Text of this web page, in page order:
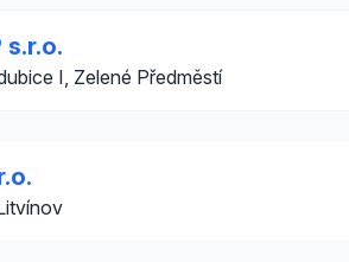
s.r.o.
I, Zelené Předměstí